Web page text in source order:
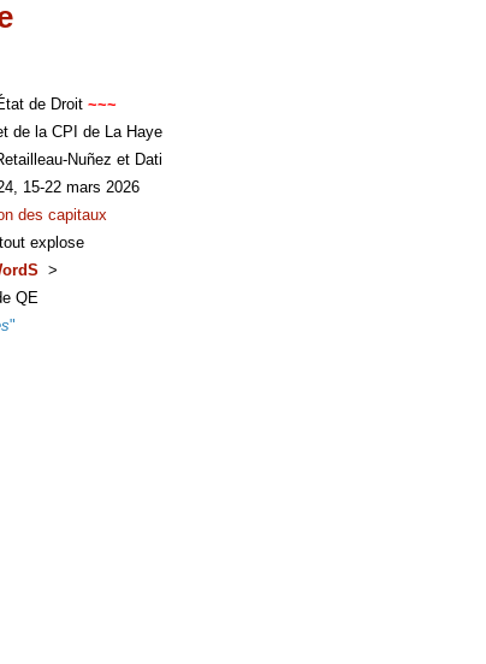
de Droit~~~
de la CPI de La Haye
Nuñez et Dati
15-22 mars 2026
des capitaux
explose
>
QE
"